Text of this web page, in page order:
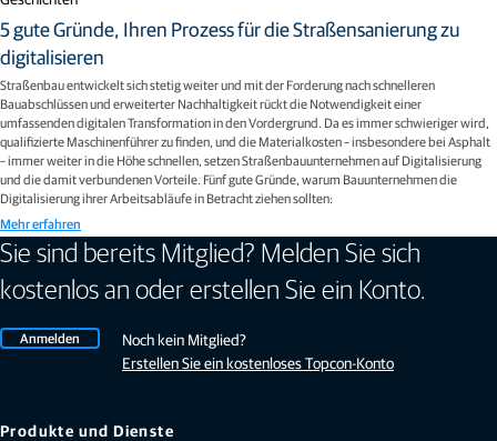
5 gute Gründe, Ihren Prozess für die Straßensanierung zu
digitalisieren
Straßenbau entwickelt sich stetig weiter und mit der Forderung nach schnelleren
Bauabschlüssen und erweiterter Nachhaltigkeit rückt die Notwendigkeit einer
umfassenden digitalen Transformation in den Vordergrund. Da es immer schwieriger wird,
qualifizierte Maschinenführer zu finden, und die Materialkosten – insbesondere bei Asphalt
– immer weiter in die Höhe schnellen, setzen Straßenbauunternehmen auf Digitalisierung
und die damit verbundenen Vorteile. Fünf gute Gründe, warum Bauunternehmen die
Digitalisierung ihrer Arbeitsabläufe in Betracht ziehen sollten:
Mehr erfahren
Sie sind bereits Mitglied? Melden Sie sich
kostenlos an oder erstellen Sie ein Konto.
Anmelden
Noch kein Mitglied?
Erstellen Sie ein kostenloses Topcon-Konto
Produkte und Dienste